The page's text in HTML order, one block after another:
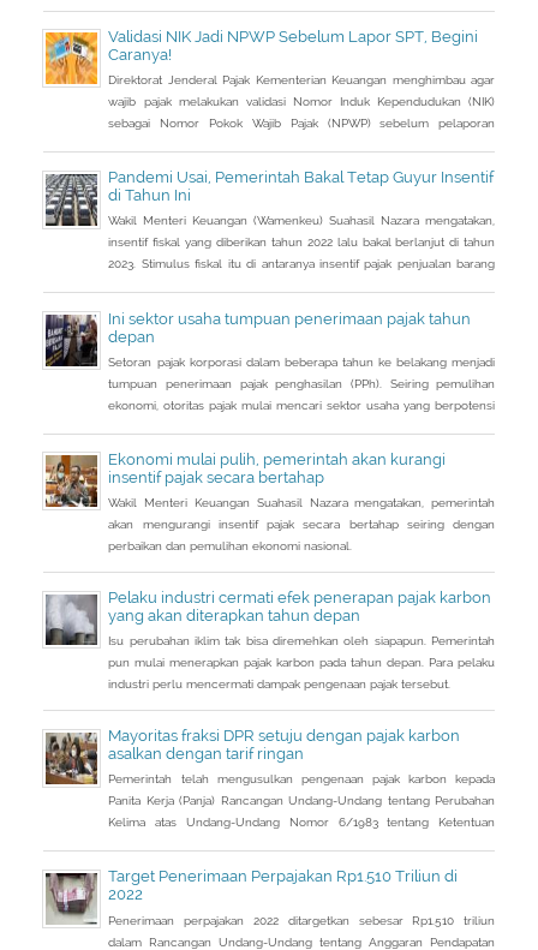
total target yang baru terintegrasi. Melalui integrasi, nantinya
pelayanan dapat lebih
Validasi NIK Jadi NPWP Sebelum Lapor SPT, Begini
Caranya!
Direktorat Jenderal Pajak Kementerian Keuangan menghimbau agar
wajib pajak melakukan validasi Nomor Induk Kependudukan (NIK)
sebagai Nomor Pokok Wajib Pajak (NPWP) sebelum pelaporan
112/PMK.03/2022. Dalam PMK yang menjadi aturan turunan Peraturan
Pandemi Usai, Pemerintah Bakal Tetap Guyur Insentif
di Tahun Ini
Wakil Menteri Keuangan (Wamenkeu) Suahasil Nazara mengatakan,
insentif fiskal yang diberikan tahun 2022 lalu bakal berlanjut di tahun
2023. Stimulus fiskal itu di antaranya insentif pajak penjualan barang
(PPN DTP) untuk sektor properti.
Ini sektor usaha tumpuan penerimaan pajak tahun
depan
Setoran pajak korporasi dalam beberapa tahun ke belakang menjadi
tumpuan penerimaan pajak penghasilan (PPh). Seiring pemulihan
ekonomi, otoritas pajak mulai mencari sektor usaha yang berpotensi
Ekonomi mulai pulih, pemerintah akan kurangi
insentif pajak secara bertahap
Wakil Menteri Keuangan Suahasil Nazara mengatakan, pemerintah
akan mengurangi insentif pajak secara bertahap seiring dengan
perbaikan dan pemulihan ekonomi nasional.
Pelaku industri cermati efek penerapan pajak karbon
yang akan diterapkan tahun depan
Isu perubahan iklim tak bisa diremehkan oleh siapapun. Pemerintah
pun mulai menerapkan pajak karbon pada tahun depan. Para pelaku
industri perlu mencermati dampak pengenaan pajak tersebut.
Mayoritas fraksi DPR setuju dengan pajak karbon
asalkan dengan tarif ringan
Pemerintah telah mengusulkan pengenaan pajak karbon kepada
Panita Kerja (Panja) Rancangan Undang-Undang tentang Perubahan
Kelima atas Undang-Undang Nomor 6/1983 tentang Ketentuan
Target Penerimaan Perpajakan Rp1.510 Triliun di
2022
Penerimaan perpajakan 2022 ditargetkan sebesar Rp1.510 triliun
dalam Rancangan Undang-Undang tentang Anggaran Pendapatan